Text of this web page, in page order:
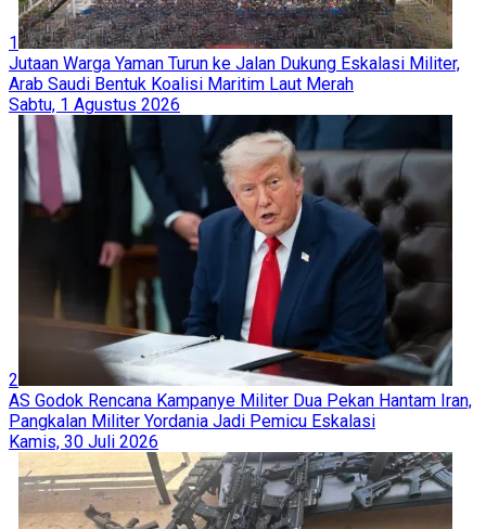
1
Jutaan Warga Yaman Turun ke Jalan Dukung Eskalasi Militer,
Arab Saudi Bentuk Koalisi Maritim Laut Merah
Sabtu, 1 Agustus 2026
2
AS Godok Rencana Kampanye Militer Dua Pekan Hantam Iran,
Pangkalan Militer Yordania Jadi Pemicu Eskalasi
Kamis, 30 Juli 2026